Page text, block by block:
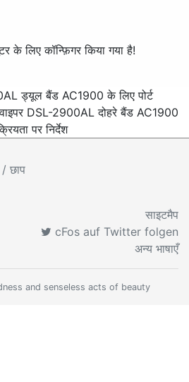
के लिए कॉन्फ़िगर किया गया है!
ड्यूल बैंड AC1900 के लिए पोर्ट
DSL-2900AL दोहरे बैंड AC1900
पर निर्देश
/ छाप
साइटमैप
cFos auf Twitter folgen
अन्य भाषाएँ
and senseless acts of beauty